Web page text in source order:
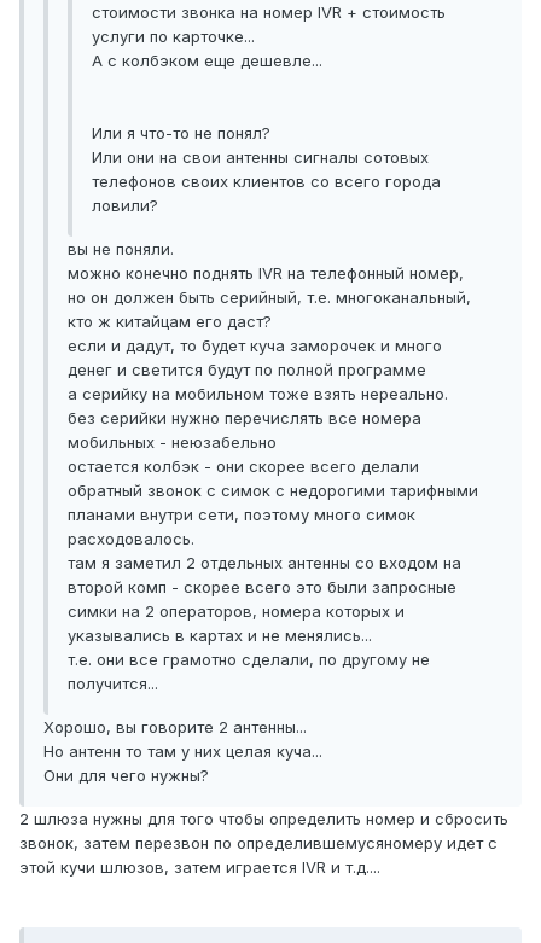
стоимости звонка на номер IVR + стоимость
услуги по карточке...
А с колбэком еще дешевле...
Или я что-то не понял?
Или они на свои антенны сигналы сотовых
телефонов своих клиентов со всего города
ловили?
вы не поняли.
можно конечно поднять IVR на телефонный номер,
но он должен быть серийный, т.е. многоканальный,
кто ж китайцам его даст?
если и дадут, то будет куча заморочек и много
денег и светится будут по полной программе
а серийку на мобильном тоже взять нереально.
без серийки нужно перечислять все номера
мобильных - неюзабельно
остается колбэк - они скорее всего делали
обратный звонок с симок с недорогими тарифными
планами внутри сети, поэтому много симок
расходовалось.
там я заметил 2 отдельных антенны со входом на
второй комп - скорее всего это были запросные
симки на 2 операторов, номера которых и
указывались в картах и не менялись...
т.е. они все грамотно сделали, по другому не
получится...
Хорошо, вы говорите 2 антенны...
Но антенн то там у них целая куча...
Они для чего нужны?
2 шлюза нужны для того чтобы определить номер и сбросить
звонок, затем перезвон по определившемусяномеру идет с
этой кучи шлюзов, затем играется IVR и т.д....